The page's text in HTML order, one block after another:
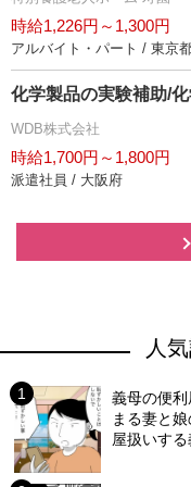
時給1,226円～1,300円
アルバイト・パート / 東京
化学製品の実験補助/
WDB株式会社
時給1,700円～1,800円
派遣社員 / 大阪府
人
義母の便
まる妻と
屋扱いする